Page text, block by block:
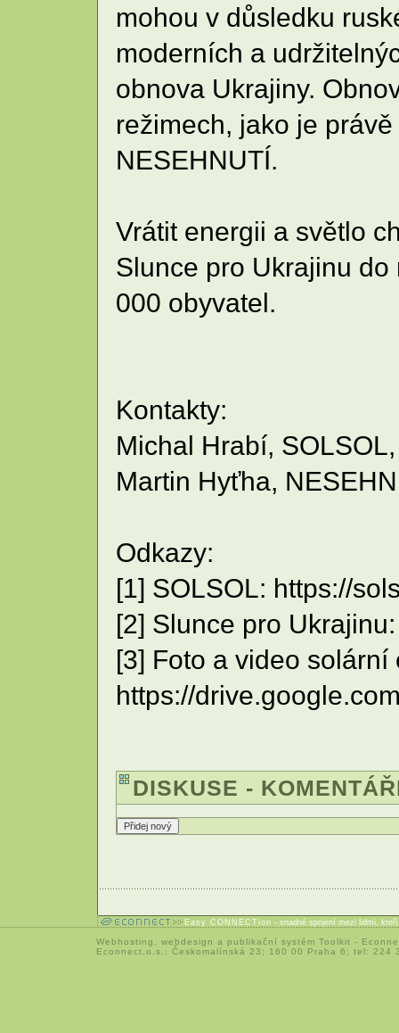
mohou v důsledku
moderních a
obnova Ukrajiny.
režimech, jako je
NESEHNUTÍ.
Vrátit energii a světlo
Slunce pro Ukrajinu
000 obyvatel.
Kontakty:
Michal Hrabí,
Martin Hyťha,
Odkazy:
[1] SOLSOL: https://
[2] Slunce pro
[3] Foto a video
https://
DISKUSE -
Easy CONNECTion - snadné spojení mezi lidmi,
Webhosting webdesign a publikační systém Toolkit -
Econnect,o.s.; Českomalínská 23; 160 00 Praha 6; tel: 224